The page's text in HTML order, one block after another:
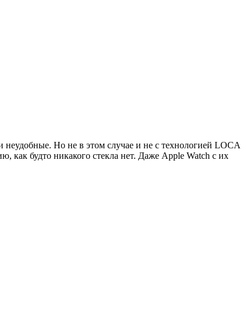
Но не в этом случае и не с технологией LOCA
как будто никакого стекла нет. Даже Apple Watch с их